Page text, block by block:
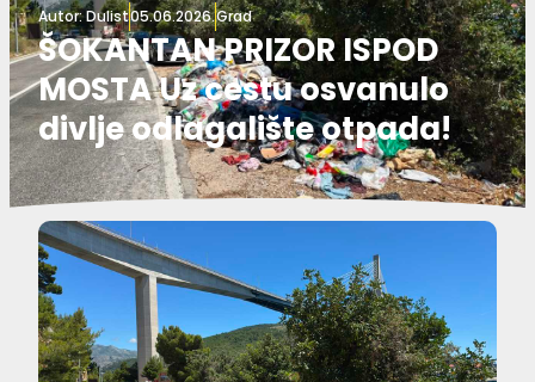
Autor:Dulist05.06.2026.Grad
ŠOKANTAN PRIZOR ISPOD
MOSTA Uz cestu osvanulo
divlje odlagalište otpada!